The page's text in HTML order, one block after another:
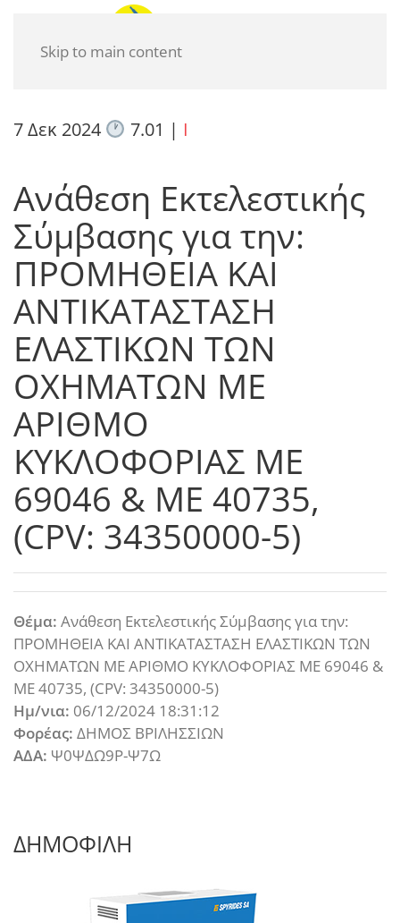
Skip to main content
7 Δεκ 2024 7.01 | I
Ανάθεση Εκτελεστικής
Σύμβασης για την:
ΠΡΟΜΗΘΕΙΑ ΚΑΙ
ΑΝΤΙΚΑΤΑΣΤΑΣΗ
ΕΛΑΣΤΙΚΩΝ ΤΩΝ
ΟΧΗΜΑΤΩΝ ΜΕ
ΑΡΙΘΜΟ
ΚΥΚΛΟΦΟΡΙΑΣ ME
69046 & ME 40735,
(CPV: 34350000-5)
Θέμα: Ανάθεση Εκτελεστικής Σύμβασης για την:
ΠΡΟΜΗΘΕΙΑ ΚΑΙ ΑΝΤΙΚΑΤΑΣΤΑΣΗ ΕΛΑΣΤΙΚΩΝ ΤΩΝ
ΟΧΗΜΑΤΩΝ ΜΕ ΑΡΙΘΜΟ ΚΥΚΛΟΦΟΡΙΑΣ ME 69046 &
ME 40735, (CPV: 34350000-5)
Ημ/νια: 06/12/2024 18:31:12
Φορέας: ΔΗΜΟΣ ΒΡΙΛΗΣΣΙΩΝ
ΑΔΑ: Ψ0ΨΔΩ9Ρ-Ψ7Ω
ΔΗΜΟΦΙΛΗ